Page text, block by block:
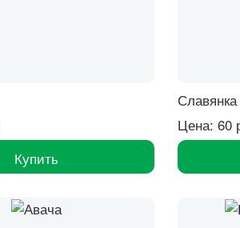
Купить
Славянка
Цена: 60